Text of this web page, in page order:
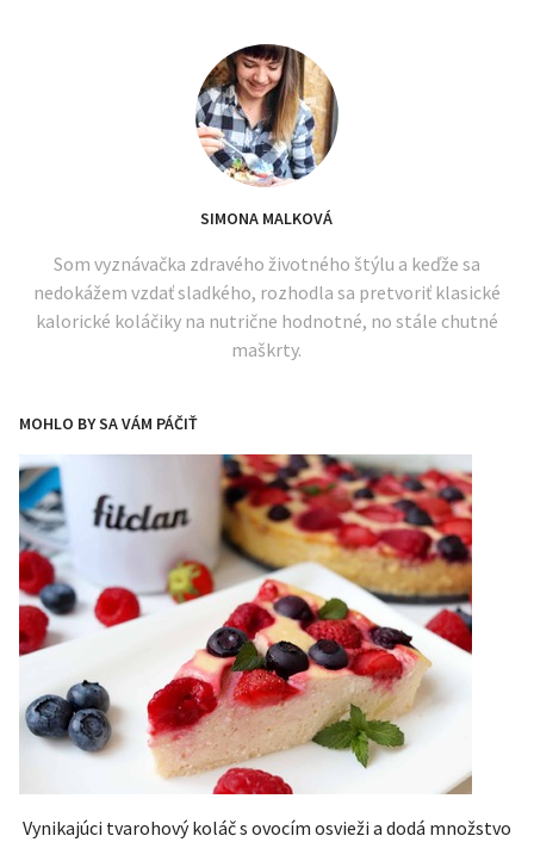
SIMONA MALKOVÁ
Som vyznávačka zdravého životného štýlu a keďže sa
nedokážem vzdať sladkého, rozhodla sa pretvoriť klasické
kalorické koláčiky na nutrične hodnotné, no stále chutné
maškrty.
MOHLO BY SA VÁM PÁČIŤ
Vynikajúci tvarohový koláč s ovocím osvieži a dodá množstvo